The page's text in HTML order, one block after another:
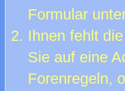
Formular
Ihnen fehlt
Sie auf eine
Forenregeln,